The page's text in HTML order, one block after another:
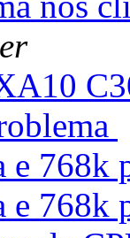
e 768k
e 768k